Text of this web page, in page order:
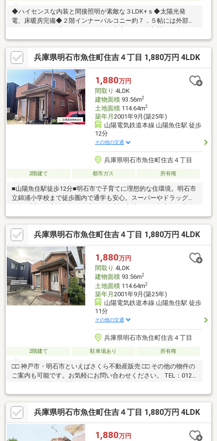
◆ハイセンスな内装と間接照明が素敵な３LDK+ｓ◆太陽光発
電、床暖房完備◆２階インナーバルコニー約７．５帖には外部水
手洗いつき◆洗面脱衣所も広くて明るいです◆お風呂あがりはタ
タミコーナーでのんびり過ごせます◆LDK１８．５帖にはアイラ
ンドキッチンとカップボードも完備◆目隠しがおしゃれな外観と
駐車場も２台完備◆前面道路も広くて車庫入れもラクラク可能で
兵庫県明石市魚住町住吉４丁目 1,880万円 4LDK
1,880万円
間取り 4LDK
建物面積93.56m2
土地面積114.64m2
築年月 2001年9月(築25年)
山陽電気鉄道本線 山陽魚住駅 徒歩
12分
その他の交通
兵庫県明石市魚住町住吉４丁目
2階建て 都市ガス 所有権
■山陽魚住駅徒歩12分■明石市で子育てに理想的な住環境。明石市
立錦浦小学校まで徒歩圏内で通学も安心。スーパーやドラッグス
で快適な暮らしを実現。
兵庫県明石市魚住町住吉４丁目 1,880万円 4LDK
1,880万円
間取り 4LDK
建物面積93.56m2
土地面積114.64m2
築年月 2001年9月(築25年)
山陽電気鉄道本線 山陽魚住駅 徒歩
11分
その他の交通
兵庫県明石市魚住町住吉４丁目
2階建て 駐車場あり 所有権
□□ 神戸市・明石市といえばさくら不動産販売 □□ その他の物件の
ご案内も可能です。お気軽にお問い合わせください。 TEL：0120-
兵庫県明石市魚住町住吉４丁目 1,880万円 4LDK
1,880万円